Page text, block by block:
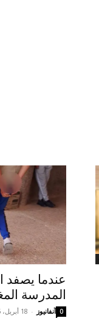
عندما يصفد
المدرسة
آنفانيوز - 18 أبريل، 2025 0